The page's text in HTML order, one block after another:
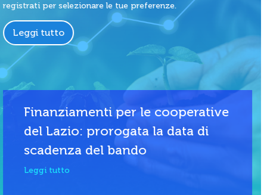
registrati per selezionare le tue preferenze.
Leggi tutto
Finanziamenti per le cooperative
del Lazio: prorogata la data di
scadenza del bando
Leggi tutto